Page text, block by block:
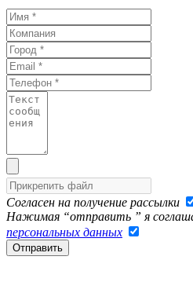
Согласен на получение рассылки
Нажимая “отправить ” я
персональных данных